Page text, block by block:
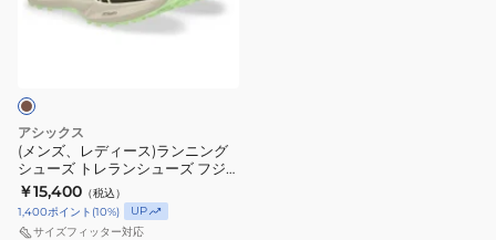
ブ
ス
ニ
ー
カ
ー
ズ
ー
コ
14
ゴ
ア
ィ
ラ
ン
ニ
ン
グ
シ
アシックス
(メンズ、レディース)ランニング
シューズ トレランシューズ フジ
ライト 7 ダークブラウン
1013A232.200 トレーニング
￥15,400 （税込）
1,400ポイント (10%)
UP
サイズフィッター対応